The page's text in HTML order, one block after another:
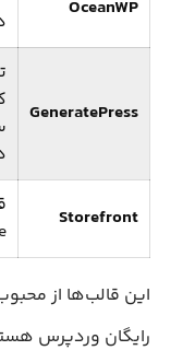
OceanWP
GeneratePress
Storefront
این قالب‌ها از
رایگان وردپرس